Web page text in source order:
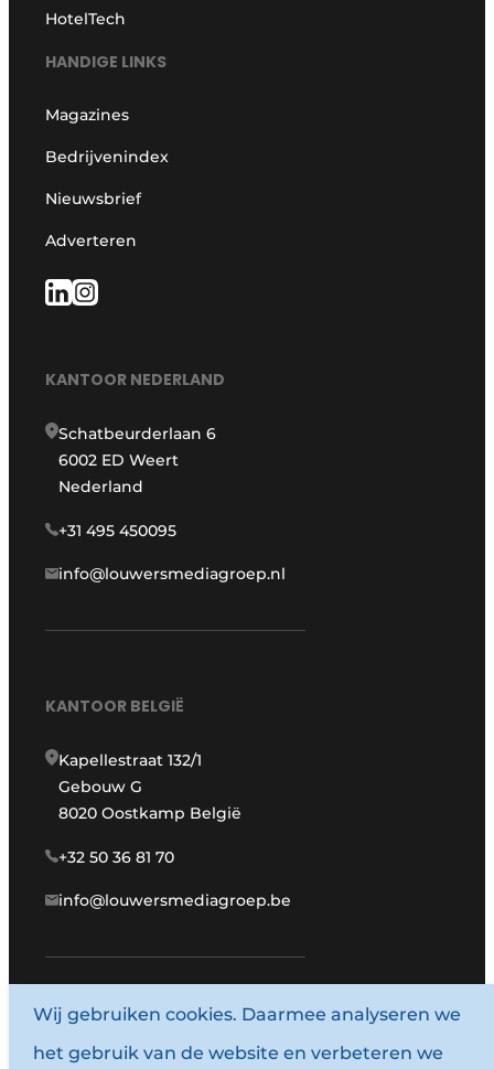
HotelTech
HANDIGE LINKS
Magazines
Bedrijvenindex
Nieuwsbrief
Adverteren
KANTOOR NEDERLAND
Schatbeurderlaan 6
6002 ED Weert
Nederland
+31 495 450095
info@louwersmediagroep.nl
KANTOOR BELGIË
Kapellestraat 132/1
Gebouw G
8020 Oostkamp België
+32 50 36 81 70
info@louwersmediagroep.be
www.louwersmediagroep.com
© 1987 - 2026 Louwersmediagroep.
Wij gebruiken cookies. Daarmee analyseren we
het gebruik van de website en verbeteren we